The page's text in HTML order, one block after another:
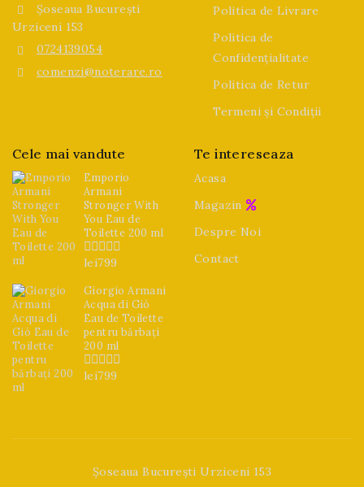
Șoseaua București
Urziceni 153
0724139054
comenzi@noterare.ro
Politica de Livrare
Politica de
Confidențialitate
Politica de Retur
Termeni și Condiții
Cele mai vandute
Emporio
Armani
Stronger With
You Eau de
Toilette 200 ml
0
5
lei799
Giorgio Armani
Acqua di Giò
Eau de Toilette
pentru bărbați
200 ml
0
lei799
Te intereseaza
Acasa
Magazin
Despre Noi
Contact
Șoseaua București Urziceni 153